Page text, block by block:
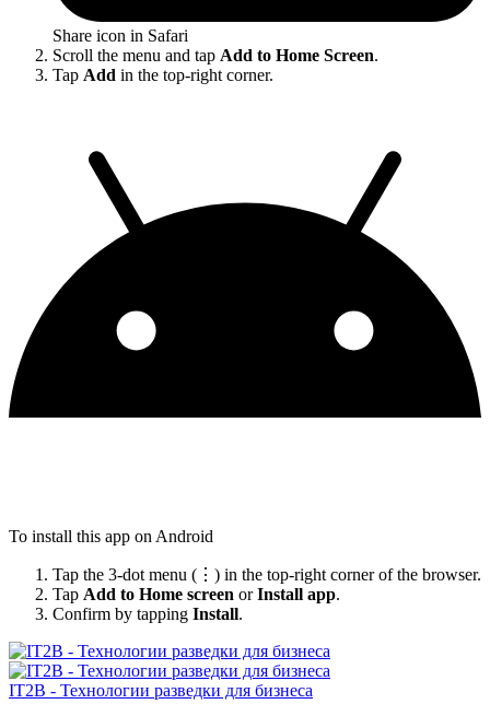
Share icon in Safari
Scroll the menu and tap Add to Home Screen.
Tap Add in the top-right corner.
To install this app on Android
Tap the 3-dot menu (⋮) in the top-right corner of the browser.
Tap Add to Home screen orInstall app.
Confirm by tapping Install.
IT2B - Технологии разведки для бизнеса